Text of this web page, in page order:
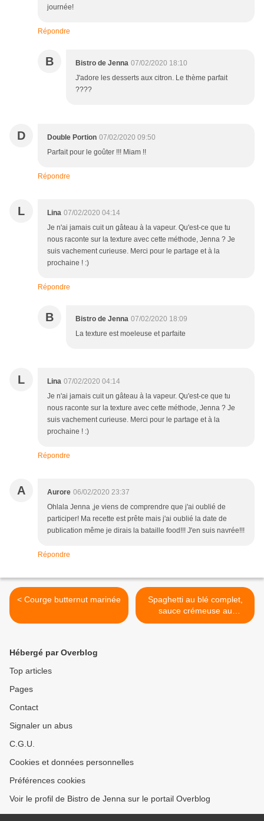
journée!
Répondre
B Bistro de Jenna 07/02/2020 18:10
J'adore les desserts aux citron. Le thème parfait
????
D Double Portion 07/02/2020 09:50
Parfait pour le goûter !!! Miam !!
Répondre
L Lina 07/02/2020 04:14
Je n'ai jamais cuit un gâteau à la vapeur. Qu'est-ce que tu
nous raconte sur la texture avec cette méthode, Jenna ? Je
suis vachement curieuse. Merci pour le partage et à la
prochaine ! :)
Répondre
B Bistro de Jenna 07/02/2020 18:09
La texture est moeleuse et parfaite
L Lina 07/02/2020 04:14
Je n'ai jamais cuit un gâteau à la vapeur. Qu'est-ce que tu
nous raconte sur la texture avec cette méthode, Jenna ? Je
suis vachement curieuse. Merci pour le partage et à la
prochaine ! :)
Répondre
A Aurore 06/02/2020 23:37
Ohlala Jenna ,je viens de comprendre que j'ai oublié de
participer! Ma recette est prête mais j'ai oublié la date de
publication même je dirais la bataille food!!! J'en suis navrée!!!
Répondre
< Courge butternut marinée
Spaghetti au blé complet,
sauce crémeuse au
champignons >
Hébergé par Overblog
Top articles
Pages
Contact
Signaler un abus
C.G.U.
Cookies et données personnelles
Préférences cookies
Voir le profil de Bistro de Jenna sur le portail Overblog